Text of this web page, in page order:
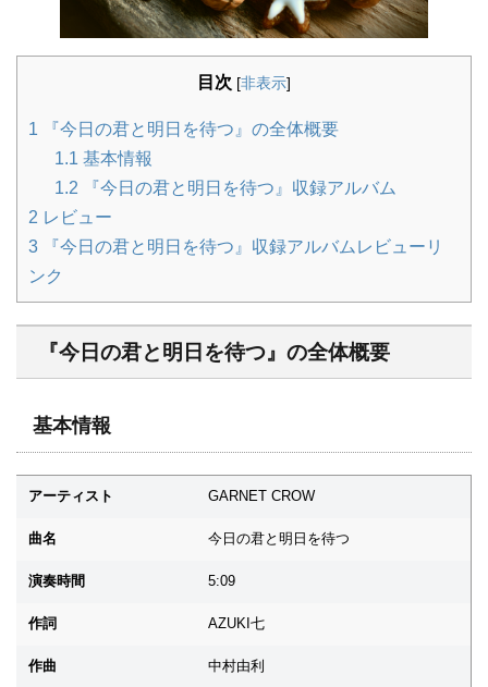
目次 [非表示]
1 『今日の君と明日を待つ』の全体概要
1.1 基本情報
1.2 『今日の君と明日を待つ』収録アルバム
2 レビュー
3 『今日の君と明日を待つ』収録アルバムレビューリ
ンク
『今日の君と明日を待つ』の全体概要
基本情報
アーティスト GARNET CROW
曲名 今日の君と明日を待つ
演奏時間 5:09
作詞 AZUKI七
作曲 中村由利